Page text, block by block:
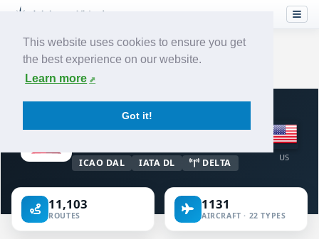
This website uses cookies to ensure you get
the best experience on our website.
Learn more
Got it!
Home › Airlines
VIRTUAL AIRLINE · UNITED STATES OF
ICAO DAL IATA DL DELTA US
11,103
ROUTES
1131
AIRCRAFT · 22 TYPES